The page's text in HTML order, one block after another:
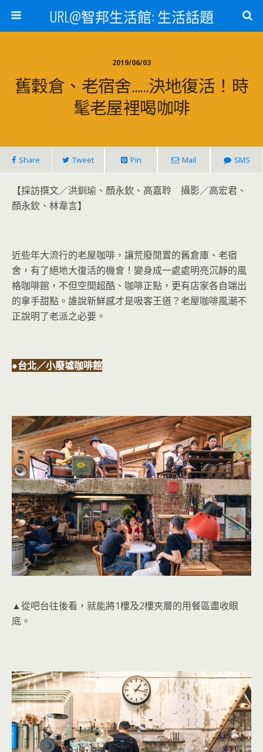
URL@智邦生活館: 生活話題
2019/06/03
舊穀倉、老宿舍……決地復活！時
髦老屋裡喝咖啡
Share Tweet Pin Mail SMS
【採訪撰文／洪釧瑜、顏永欽、高嘉聆 攝影／高宏君、
顏永欽、林韋言】
近些年大流行的老屋咖啡，讓荒廢閒置的舊倉庫、老宿
舍，有了絕地大復活的機會！變身成一處處明亮沉靜的風
格咖啡館，不但空間超酷、咖啡正點，更有店家各自端出
的拿手甜點。誰說新鮮感才是吸客王道？老屋咖啡風潮不
正說明了老派之必要。
●台北／小廢墟咖啡館
▲從吧台往後看，就能將1樓及2樓夾層的用餐區盡收眼
底。